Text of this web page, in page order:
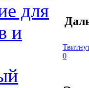
для
и
0